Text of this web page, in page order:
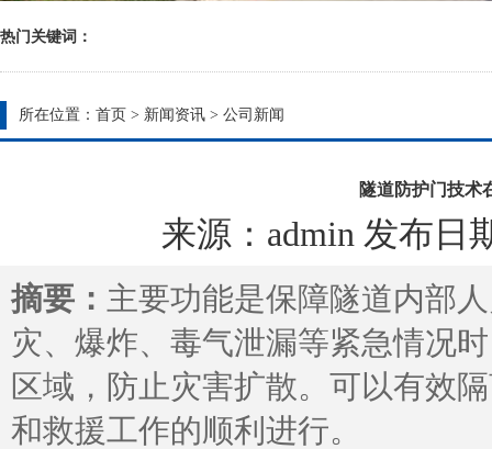
热门关键词：
所在位置： 首页 > 新闻资讯 > 公司新闻
隧道防护门技术
来源：admin 发布日
摘要： 主要功能是保障隧道内部
灾、爆炸、毒气泄漏等紧急情况
区域，防止灾害扩散。可以有效
和救援工作的顺利进行。